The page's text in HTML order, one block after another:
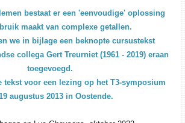
bestaat er een 'eenvoudige' oplossing
maakt van complexe getallen.
we in bijlage een beknopte cursustekst
collega Gert Treurniet (1961 - 2019) eraan
toegevoegd.
tekst voor een lezing op het T3-symposium
augustus 2013 in Oostende.